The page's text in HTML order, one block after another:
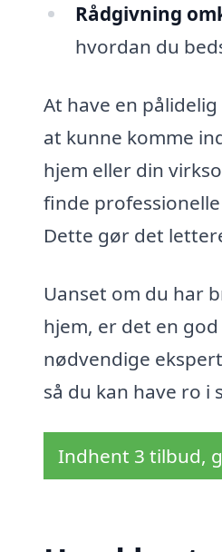
Rådgivning
hvordan du
At have en
at kunne komme
hjem eller din
finde
Dette gør det
Uanset om du har
hjem, er det en
nødvendige
så du kan have ro i
Indhent 3 tilbud,